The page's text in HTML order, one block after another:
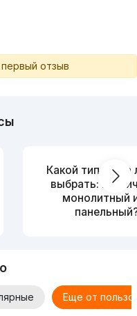
отзыв
Какой тип дома
выбрать:
монолитный
Еще от